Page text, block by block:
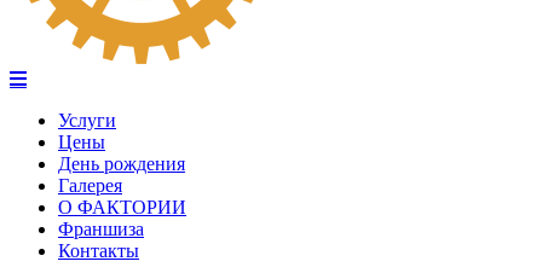
Услуги
Цены
День рождения
Галерея
О ФАКТОРИИ
Франшиза
Контакты